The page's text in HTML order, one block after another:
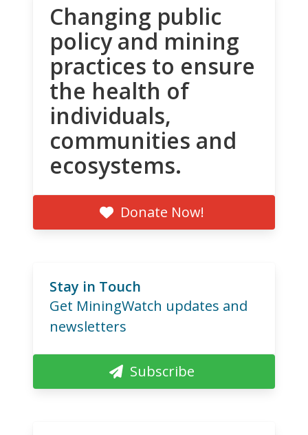
Changing public
policy and mining
practices to ensure
the health of
individuals,
communities and
ecosystems.
Donate Now!
Stay in Touch
Get MiningWatch updates and
newsletters
Subscribe